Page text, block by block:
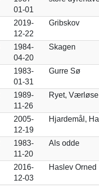
01-01
2019-
12-22
Gribskov
1984-
04-20
Skagen
1983-
01-31
Gurre Sø
1989-
11-26
Ryet, Værløse
2005-
12-19
Hjardemål,
1983-
11-20
Als odde
2016-
12-03
Haslev Orned